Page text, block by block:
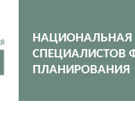
НАЦИОНАЛЬНАЯ
СПЕЦИАЛИСТОВ
ПЛАНИРОВАНИЯ